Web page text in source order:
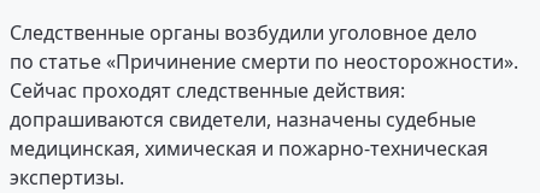
Следственные органы возбудили уголовное дело
по статье «Причинение смерти по неосторожности».
Сейчас проходят следственные действия:
допрашиваются свидетели, назначены судебные
медицинская, химическая и пожарно-техническая
экспертизы.